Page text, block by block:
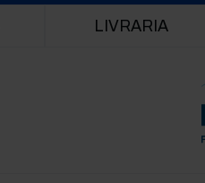
LIVRARIA